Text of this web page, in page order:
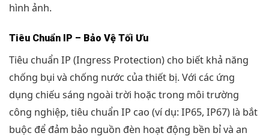
hình ảnh.
Tiêu Chuẩn IP – Bảo Vệ Tối Ưu
Tiêu chuẩn IP (Ingress Protection) cho biết khả năng
chống bụi và chống nước của thiết bị. Với các ứng
dụng chiếu sáng ngoài trời hoặc trong môi trường
công nghiệp, tiêu chuẩn IP cao (ví dụ: IP65, IP67) là bắt
buộc để đảm bảo nguồn đèn hoạt động bền bỉ và an